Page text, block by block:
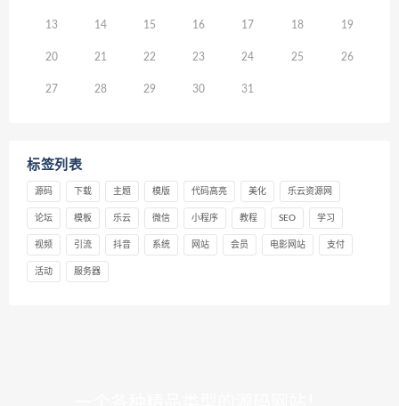
13 14 15 16 17 18 19
20 21 22 23 24 25 26
27 28 29 30 31
标签列表
源码 下载 主题 模版 代码高亮 美化 乐云资源网
论坛 模板 乐云 微信 小程序 教程 SEO 学习
视频 引流 抖音 系统 网站 会员 电影网站 支付
活动 服务器